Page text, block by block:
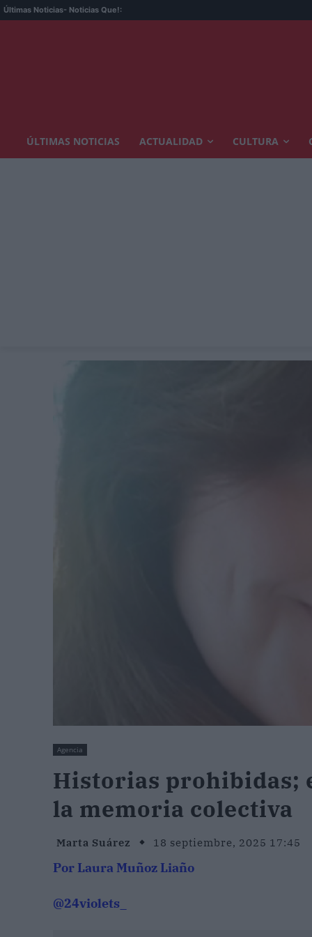
Últimas Noticias- Noticias Que!:
ÚLTIMAS NOTICIAS ACTUALIDAD CULTURA
Agencia
Historias prohibidas;
la memoria colectiva
Marta Suárez 18 septiembre, 2025 17:45
Por Laura Muñoz Liaño
@24violets